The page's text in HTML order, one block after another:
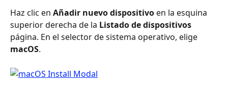
Haz clic en Añadir nuevo dispositivo en la esquina
superior derecha de la Listado de dispositivos
página. En el selector de sistema operativo, elige
macOS.